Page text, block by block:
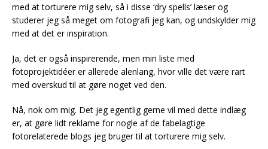
med at torturere mig selv, så i disse ‘dry spells’ læser og
studerer jeg så meget om fotografi jeg kan, og undskylder mig
med at det er inspiration.
Ja, det er også inspirerende, men min liste med
fotoprojektidéer er allerede alenlang, hvor ville det være rart
med overskud til at gøre noget ved den.
Nå, nok om mig. Det jeg egentlig gerne vil med dette indlæg
er, at gøre lidt reklame for nogle af de fabelagtige
fotorelaterede blogs jeg bruger til at torturere mig selv.